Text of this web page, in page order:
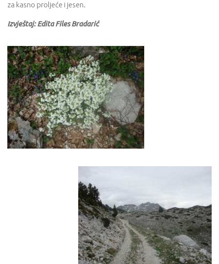
za kasno proljeće i jesen.
Izvještaj: Edita Files Bradarić